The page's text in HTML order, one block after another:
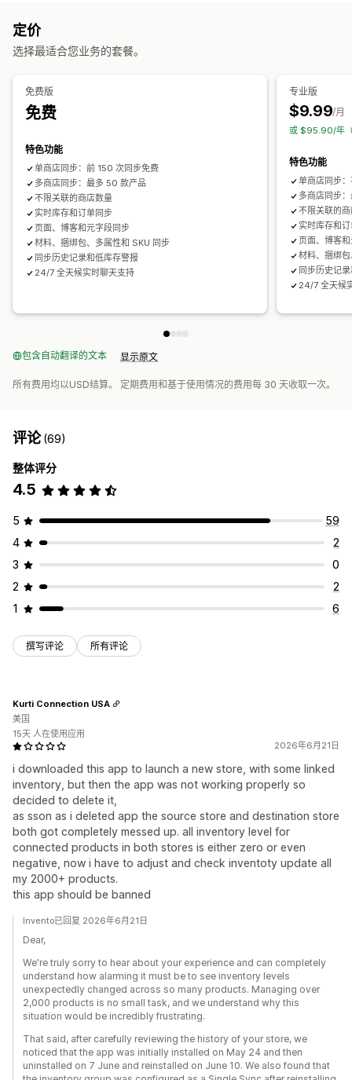
通知和报告
自动化提醒
自定义通知
实时状态
定价
选择最适合您业务的套餐。
免费版
免费
特色功能
单商店同步：前 150 次同步免费
多商店同步：最多 50 款产品
不限关联的商店数量
实时库存和订单同步
页面、博客和元字段同步
材料、捆绑包、多属性和 SKU 同步
同步历史记录和低库存警报
24/7 全天候实时聊天支持
专业版
$9.99/月
或 $95.90/年
特色功能
单商店同步
多商店同步
不限关联的
实时库存和
页面、博客
材料、捆绑
同步历史记
24/7 全天候
包含自动翻译的文本 显示原文
所有费用均以USD结算。 定期费用和基于使用情况的费用每 30 天收取一次。
评论(69)
整体评分
4.5
5
59
4
2
3
0
2
2
1
6
撰写评论 所有评论
2026年6月21日
i downloaded this app to launch a new store, with some linked
inventory, but then the app was not working properly so
decided to delete it,
as sson as i deleted app the source store and destination store
both got completely messed up. all inventory level for
connected products in both stores is either zero or even
negative, now i have to adjust and check inventoty update all
my 2000+ products.
this app should be banned
Kurti Connection USA
美国
15天 人在使用应用
Invento已回复 2026年6月21日
Dear,
We're truly sorry to hear about your experience and can completely
understand how alarming it must be to see inventory levels
unexpectedly changed across so many products. Managing over
2,000 products is no small task, and we understand why this
situation would be incredibly frustrating.
That said, after carefully reviewing the history of your store, we
noticed that the app was initially installed on May 24 and then
uninstalled on 7 June and reinstalled on June 10. We also found that